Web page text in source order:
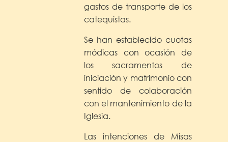
gastos de transporte de los
catequistas.
Se han establecido cuotas
módicas con ocasión de
los sacramentos de
iniciación y matrimonio con
sentido de colaboración
con el mantenimiento de la
Iglesia.
Las intenciones de Misas